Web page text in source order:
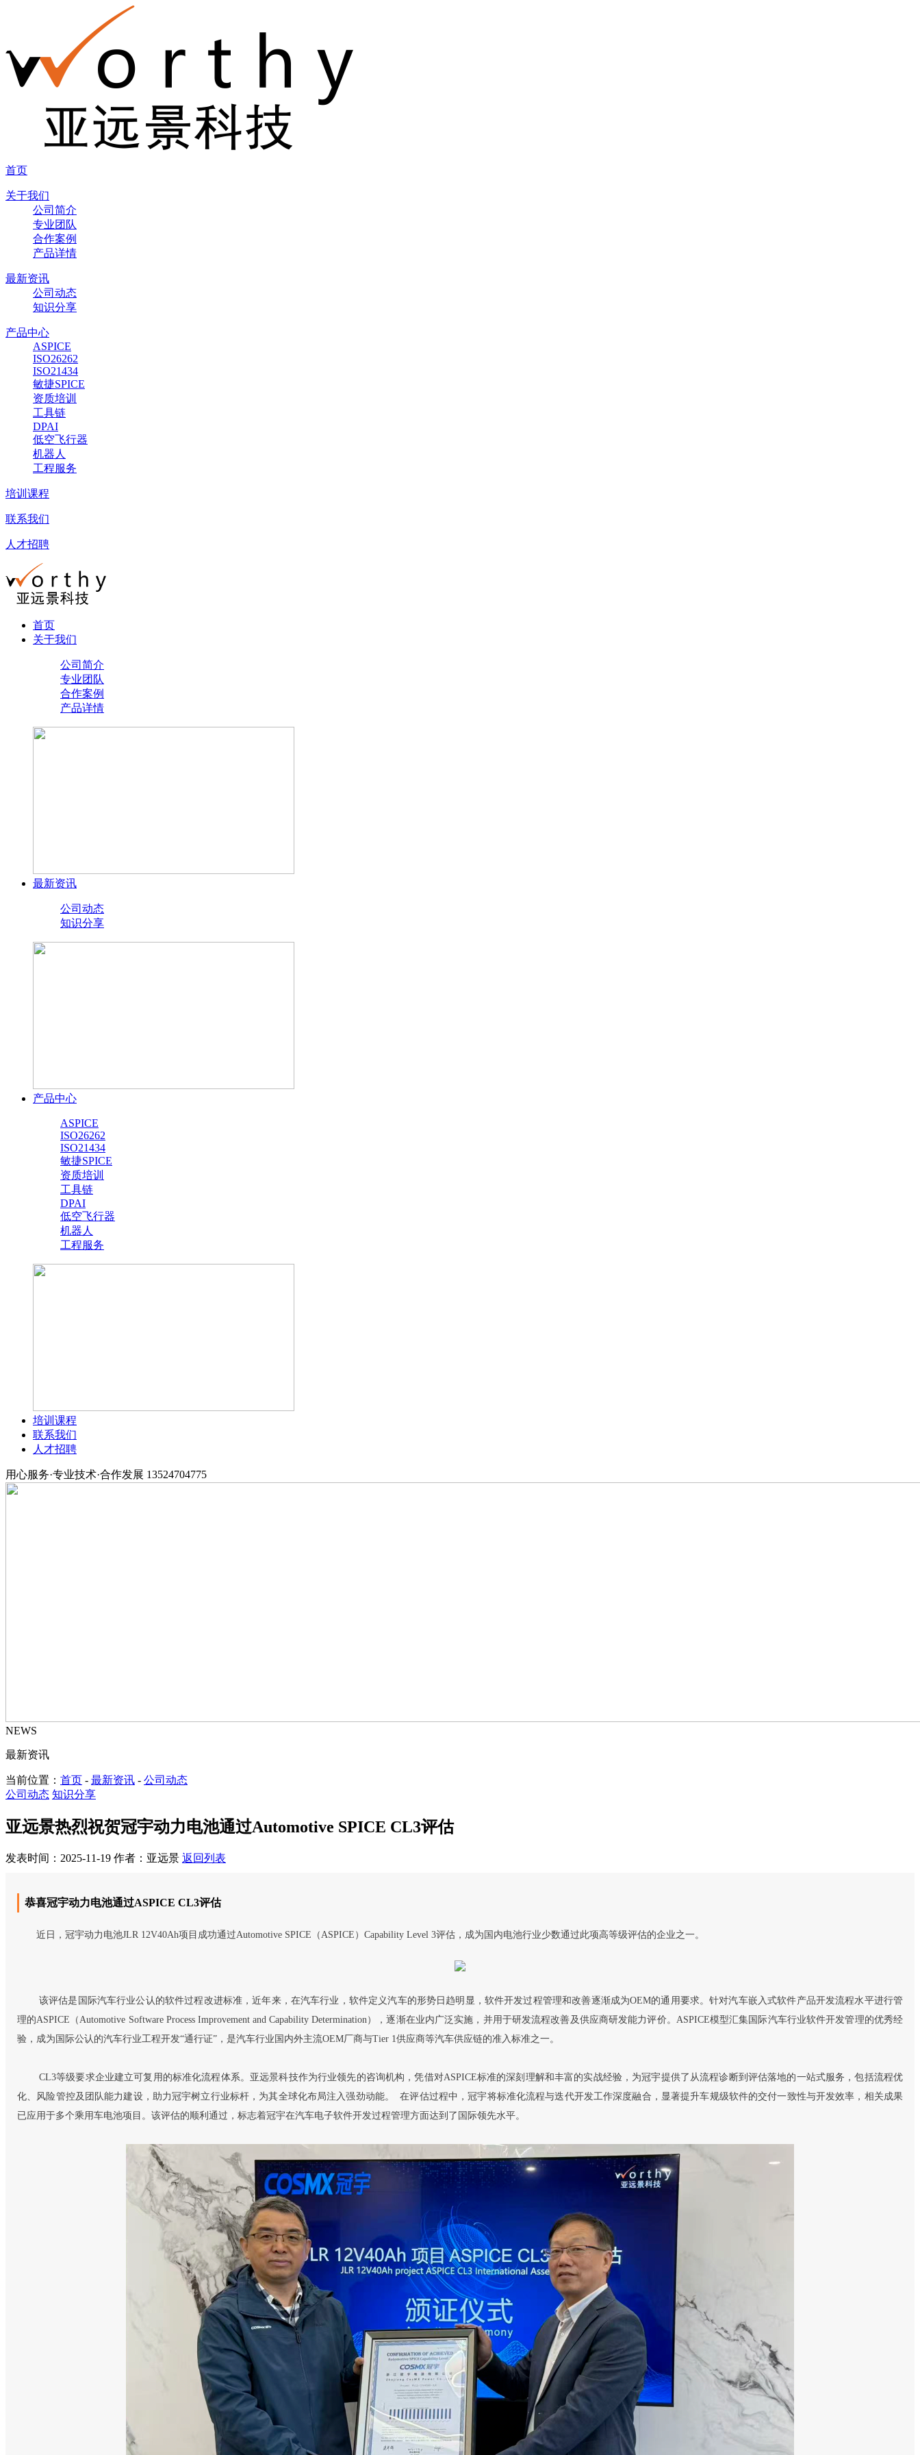
首页
关于我们
公司简介
专业团队
合作案例
产品详情
最新资讯
公司动态
知识分享
产品中心
ASPICE
ISO26262
ISO21434
敏捷SPICE
资质培训
工具链
DPAI
低空飞行器
机器人
工程服务
培训课程
联系我们
人才招聘
首页
关于我们
公司简介
专业团队
合作案例
产品详情
最新资讯
公司动态
知识分享
产品中心
ASPICE
ISO26262
ISO21434
敏捷SPICE
资质培训
工具链
DPAI
低空飞行器
机器人
工程服务
培训课程
联系我们
人才招聘
用心服务·专业技术·合作发展 13524704775
NEWS
最新资讯
当前位置： 首页 - 最新资讯 - 公司动态
公司动态 知识分享
亚远景热烈祝贺冠宇动力电池通过Automotive SPICE CL3评估
发表时间：2025-11-19 作者：亚远景 返回列表
恭喜冠宇动力电池通过ASPICE CL3评估
近日，冠宇动力电池JLR 12V40Ah项目成功通过Automotive SPICE（ASPICE）Capability Level 3评估，成为国内电池行业少数通过此项高等级评估的企业之一。
该评估是国际汽车行业公认的软件过程改进标准，近年来，在汽车行业，软件定义汽车的形势日趋明显，软件开发过程管理和改善逐渐成为OEM的通用要求。针对汽车嵌入式软件产品开发流程水平进行管
理的ASPICE（Automotive Software Process Improvement and Capability Determination），逐渐在业内广泛实施，并用于研发流程改善及供应商研发能力评价。ASPICE模型汇集国际汽车行业软件开发管理的优秀经
验，成为国际公认的汽车行业工程开发“通行证”，是汽车行业国内外主流OEM厂商与Tier 1供应商等汽车供应链的准入标准之一。
CL3等级要求企业建立可复用的标准化流程体系。亚远景科技作为行业领先的咨询机构，凭借对ASPICE标准的深刻理解和丰富的实战经验，为冠宇提供了从流程诊断到评估落地的一站式服务，包括流程优
化、风险管控及团队能力建设，助力冠宇树立行业标杆，为其全球化布局注入强劲动能。 在评估过程中，冠宇将标准化流程与迭代开发工作深度融合，显著提升车规级软件的交付一致性与开发效率，相关成果
已应用于多个乘用车电池项目。该评估的顺利通过，标志着冠宇在汽车电子软件开发过程管理方面达到了国际领先水平。